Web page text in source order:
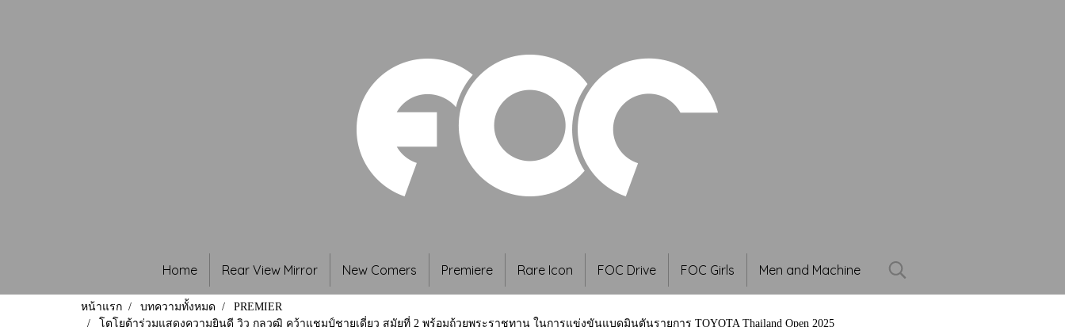
Home Rear View Mirror New Comers Premiere Rare Icon FOC Drive FOC Girls Men and Machine
หน้าแรก บทความทั้งหมด
PREMIER
โตโยต้าร่วมแสดงความยินดี วิว กุลวุฒิ คว้าแชมป์ชายเดี่ยว สมัยที่ 2 พร้อมถ้วยพระราชทาน ในการแข่งขันแบดมินตันรายการ TOYOTA Thailand Open 2025